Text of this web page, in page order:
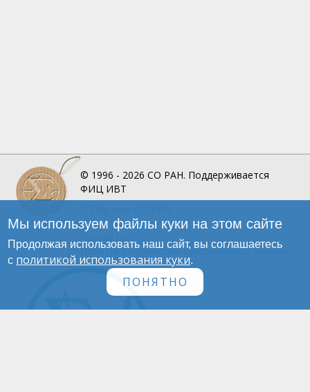
© 1996 - 2026 СО РАН. Поддерживается
ФИЦ ИВТ
Инфографика
Политика обработки персональных данных
Мы используем файлы куки на этом сайте
Продолжая использовать наш сайт, вы соглашаетесь
с политикой использования куки.
ПОНЯТНО